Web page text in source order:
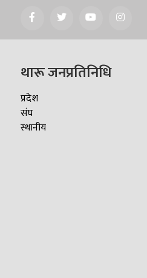
थारू जनप्रतिनिधि
प्रदेश
संघ
स्थानीय